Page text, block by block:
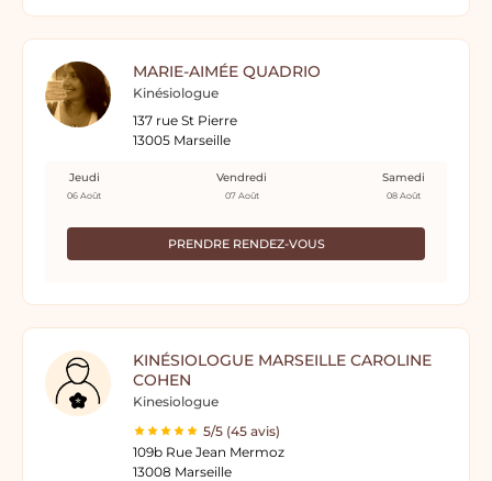
MARIE-AIMÉE QUADRIO
Kinésiologue
137 rue St Pierre
13005 Marseille
PRENDRE RENDEZ-VOUS
Jeudi
06 Août
Vendredi
07 Août
Samedi
08 Août
KINÉSIOLOGUE MARSEILLE CAROLINE
COHEN
Kinesiologue
5/5 (45 avis)
109b Rue Jean Mermoz
13008 Marseille